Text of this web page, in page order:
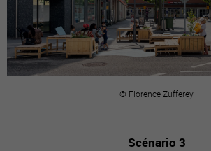
© Florence Zufferey
Scénario 3